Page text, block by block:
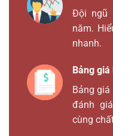
Đội ngũ
năm.
nhanh.
Bảng
Bảng
đánh
cùng